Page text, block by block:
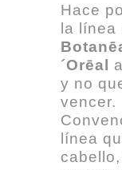
Hace
la línea
´Orēal
y no
vencer.
línea